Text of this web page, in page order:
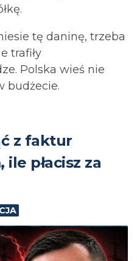
tę daninę, trzeba
trafiły
Polska wieś nie
budżecie.⁩
z faktur
płacisz za